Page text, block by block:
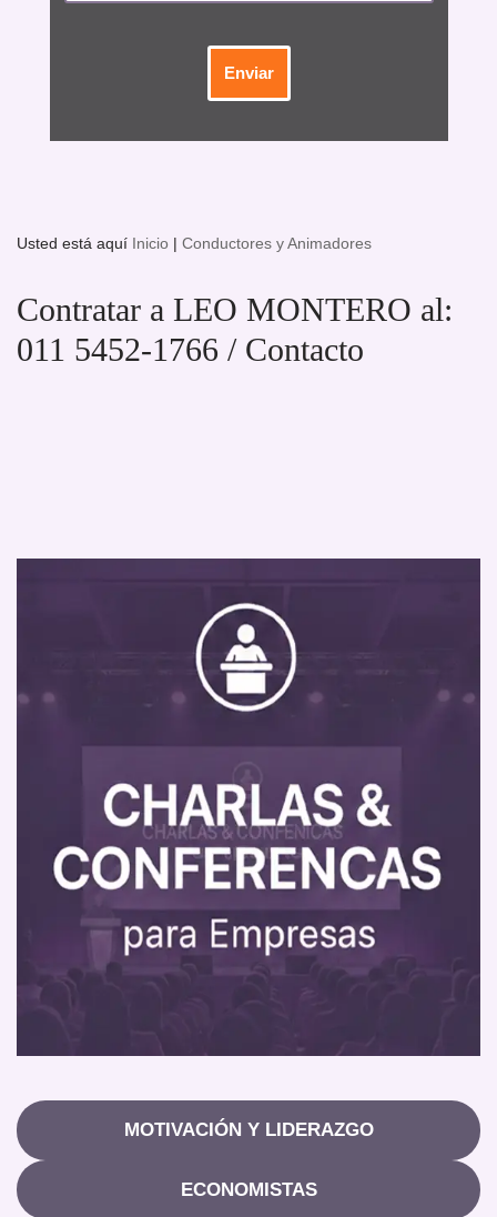
Usted está aquí Inicio | Conductores y Animadores
Contratar a LEO MONTERO al:
011 5452-1766 / Contacto
MOTIVACIÓN Y LIDERAZGO
ECONOMISTAS